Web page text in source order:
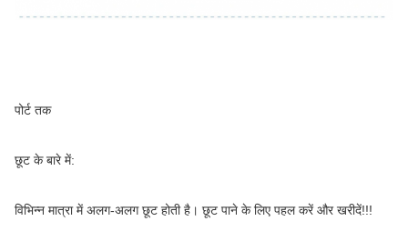
पोर्ट तक
छूट के बारे में:
विभिन्न मात्रा में अलग-अलग छूट होती है। छूट पाने के लिए पहल करें और खरीदें!!!